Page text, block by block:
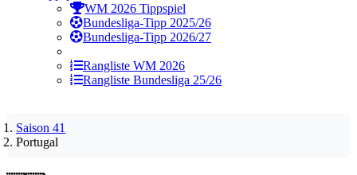
WM 2026 Tippspiel
Bundesliga-Tipp 2025/26
Bundesliga-Tipp 2026/27
Rangliste WM 2026
Rangliste Bundesliga 25/26
Saison 41
Portugal